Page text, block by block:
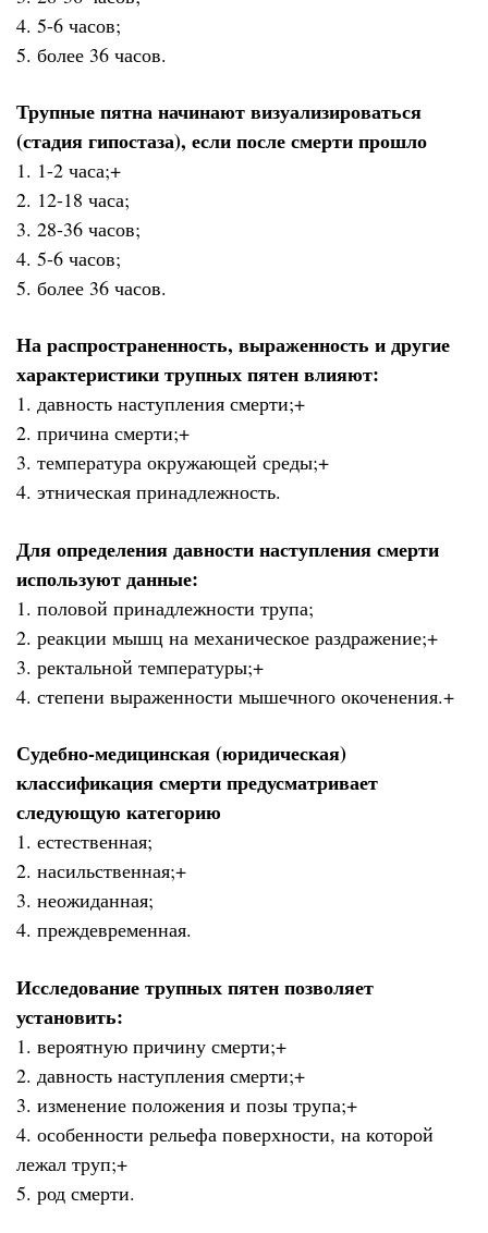
4. 5-6 часов;
5. более 36 часов.
Трупные пятна начинают визуализироваться
(стадия гипостаза), если после смерти прошло
1. 1-2 часа;+
2. 12-18 часа;
3. 28-36 часов;
4. 5-6 часов;
5. более 36 часов.
На распространенность, выраженность и другие
характеристики трупных пятен влияют:
1. давность наступления смерти;+
2. причина смерти;+
3. температура окружающей среды;+
4. этническая принадлежность.
Для определения давности наступления смерти
используют данные:
1. половой принадлежности трупа;
2. реакции мышц на механическое раздражение;+
3. ректальной температуры;+
4. степени выраженности мышечного окоченения.+
Судебно-медицинская (юридическая)
классификация смерти предусматривает
следующую категорию
1. естественная;
2. насильственная;+
3. неожиданная;
4. преждевременная.
Исследование трупных пятен позволяет
установить:
1. вероятную причину смерти;+
2. давность наступления смерти;+
3. изменение положения и позы трупа;+
4. особенности рельефа поверхности, на которой
лежал труп;+
5. род смерти.